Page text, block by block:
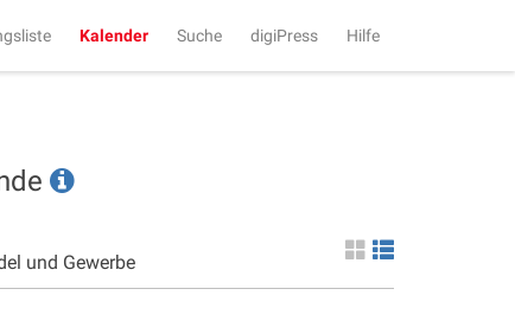
Kalender Suche digiPress Hilfe
und Gewerbe